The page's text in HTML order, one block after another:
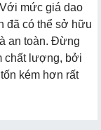
mức giá dao
đã có thể sở hữu
an toàn. Đừng
chất lượng, bởi
kém hơn rất